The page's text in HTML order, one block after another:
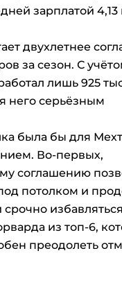
зарплатой
двухлетнее
за сезон. С
лишь 925
него серьёзным
была бы для
Во-первых,
соглашению
потолком и
из топ-6,
преодолеть